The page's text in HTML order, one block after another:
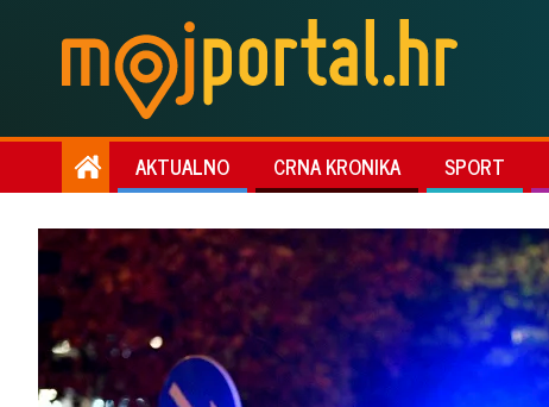
AKTUALNO CRNA KRONIKA SPORT